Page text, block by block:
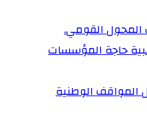
المحول القومي.
حاجة المؤسسات
المواقف الوطنية